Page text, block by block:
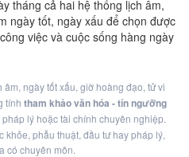
tháng cả hai hệ thống lịch âm,
ngày tốt, ngày xấu để chọn được
việc và cuộc sống hàng ngày
âm, ngày tốt xấu, giờ hoàng đạo, tử vi
tính tham khảo văn hóa - tín ngưỡng
lý hoặc tài chính chuyên nghiệp.
phẫu thuật, đầu tư hay pháp lý,
có chuyên môn.